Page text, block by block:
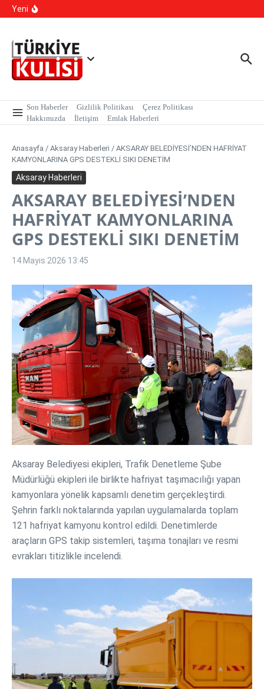
İçeriğe atla
Yeni
Muayenede Branş Sayısı Artırıldı
Son Haberler Gizlilik Politikası
Çerez Politikası
Hakkımızda
İletişim Emlak Haberleri
Anasayfa / Aksaray Haberleri / AKSARAY BELEDİYESİ’NDEN HAFRİYAT
KAMYONLARINA GPS DESTEKLİ SIKI DENETİM
Aksaray Haberleri
AKSARAY BELEDİYESİ’NDEN
HAFRİYAT KAMYONLARINA
GPS DESTEKLİ SIKI DENETİM
14 Mayıs 2026 13:45
Aksaray Belediyesi ekipleri, Trafik Denetleme Şube
Müdürlüğü ekipleri ile birlikte hafriyat taşımacılığı yapan
kamyonlara yönelik kapsamlı denetim gerçekleştirdi.
Şehrin farklı noktalarında yapılan uygulamalarda toplam
121 hafriyat kamyonu kontrol edildi. Denetimlerde
araçların GPS takip sistemleri, taşıma tonajları ve resmi
evrakları titizlikle incelendi.